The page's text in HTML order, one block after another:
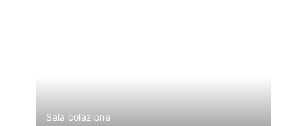
Sala colazione